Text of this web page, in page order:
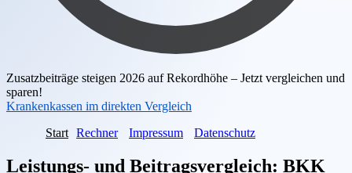
Zusatzbeiträge steigen 2026 auf Rekordhöhe – Jetzt vergleichen und
sparen!
Krankenkassen im direkten Vergleich
Start Rechner Impressum Datenschutz
Leistungs- und Beitragsvergleich: BKK